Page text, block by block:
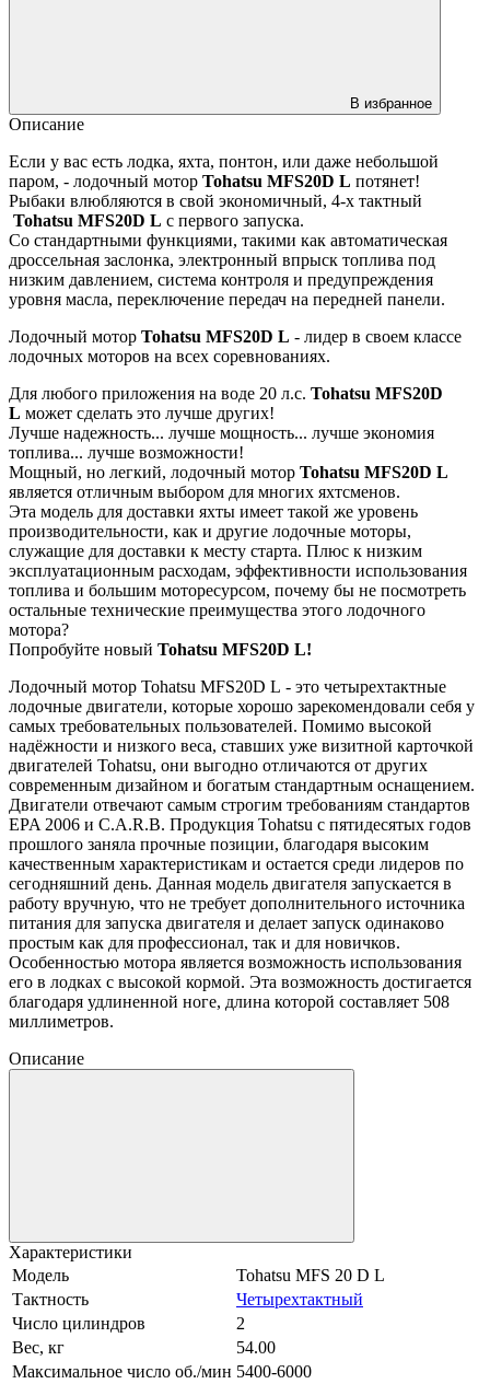
В избранное
Описание
Если у вас есть лодка, яхта, понтон, или даже небольшой
паром, - лодочный мотор Tohatsu MFS20D L потянет!
Рыбаки влюбляются в свой экономичный, 4-х тактный
Tohatsu MFS20D L с первого запуска.
Со стандартными функциями, такими как автоматическая
дроссельная заслонка, электронный впрыск топлива под
низким давлением, система контроля и предупреждения
уровня масла, переключение передач на передней панели.
Лодочный мотор Tohatsu MFS20D L - лидер в своем классе
лодочных моторов на всех соревнованиях.
Для любого приложения на воде 20 л.с. Tohatsu MFS20D
L может сделать это лучше других!
Лучше надежность... лучше мощность... лучше экономия
топлива... лучше возможности!
Мощный, но легкий, лодочный мотор Tohatsu MFS20D L
является отличным выбором для многих яхтсменов.
Эта модель для доставки яхты имеет такой же уровень
производительности, как и другие лодочные моторы,
служащие для доставки к месту старта. Плюс к низким
эксплуатационным расходам, эффективности использования
топлива и большим моторесурсом, почему бы не посмотреть
остальные технические преимущества этого лодочного
мотора?
Попробуйте новый Tohatsu MFS20D L!
Лодочный мотор Tohatsu MFS20D L - это четырехтактные
лодочные двигатели, которые хорошо зарекомендовали себя у
самых требовательных пользователей. Помимо высокой
надёжности и низкого веса, ставших уже визитной карточкой
двигателей Tohatsu, они выгодно отличаются от других
современным дизайном и богатым стандартным оснащением.
Двигатели отвечают самым строгим требованиям стандартов
EPA 2006 и C.A.R.B. Продукция Tohatsu с пятидесятых годов
прошлого заняла прочные позиции, благодаря высоким
качественным характеристикам и остается среди лидеров по
сегодняшний день. Данная модель двигателя запускается в
работу вручную, что не требует дополнительного источника
питания для запуска двигателя и делает запуск одинаково
простым как для профессионал, так и для новичков.
Особенностью мотора является возможность использования
его в лодках с высокой кормой. Эта возможность достигается
благодаря удлиненной ноге, длина которой составляет 508
миллиметров.
Описание
Характеристики
Модель
Tohatsu MFS 20 D L
Тактность
Четырехтактный
Число цилиндров
2
Вес, кг
54.00
Максимальное число об./мин 5400-6000